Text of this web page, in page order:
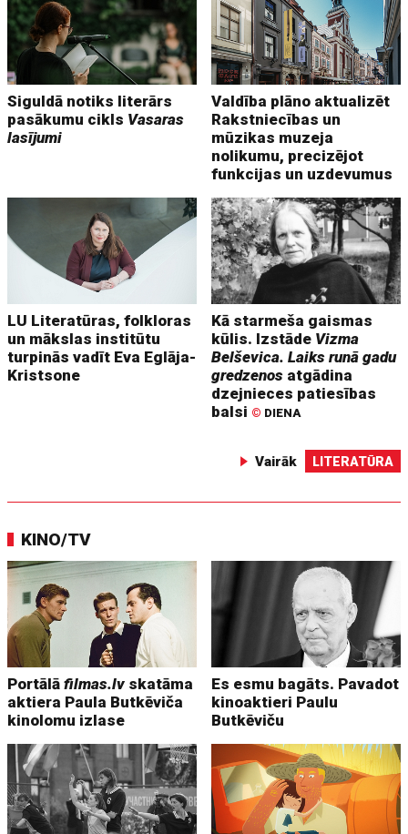
Siguldā notiks literārs
pasākumu cikls Vasaras
lasījumi
Valdība plāno aktualizēt
Rakstniecības un
mūzikas muzeja
nolikumu, precizējot
funkcijas un uzdevumus
LU Literatūras, folkloras
un mākslas institūtu
turpinās vadīt Eva Eglāja-
Kristsone
Kā starmeša gaismas
kūlis. Izstāde Vizma
Belševica. Laiks runā gadu
gredzenos atgādina
dzejnieces patiesības
balsi © DIENA
Vairāk LITERATŪRA
KINO/TV
Portālāfilmas.lv skatāma
aktiera Paula Butkēviča
kinolomu izlase
Es esmu bagāts. Pavadot
kinoaktieri Paulu
Butkēviču